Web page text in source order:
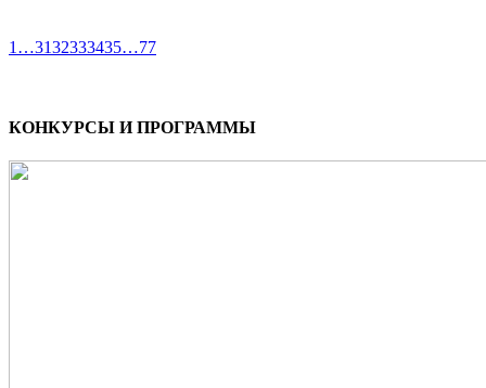
1 …3132333435…77
КОНКУРСЫ И ПРОГРАММЫ